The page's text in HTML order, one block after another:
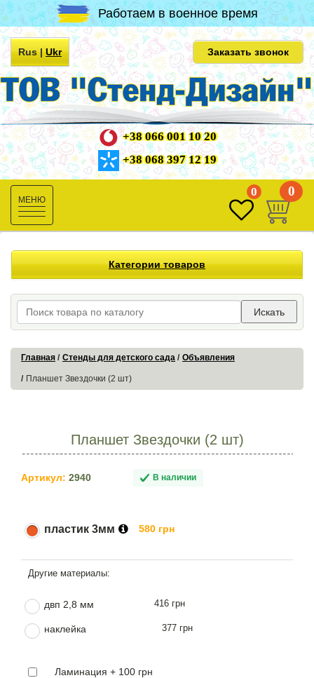
Работаем в военное время
Rus|Ukr Заказать звонок
+38 066 001 10 20
+38 068 397 12 19
Toggle
navigation
0 0
Категории товаров
Искать
Главная Стенды для детского сада Объявления
Планшет Звездочки (2 шт)
Планшет Звездочки (2 шт)
Артикул: 2940 В наличии
пластик 3мм 580 грн
двп 2,8 мм 416 грн
наклейка 377 грн
Ламинация + 100 грн